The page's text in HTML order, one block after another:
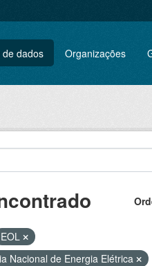
dados Organizações
EOL
Nacional de Energia Elétrica